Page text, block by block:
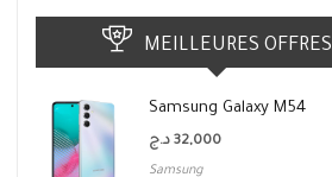
MEILLEURES OFFRES
Samsung Galaxy M54
32,000 د.ج
Samsung